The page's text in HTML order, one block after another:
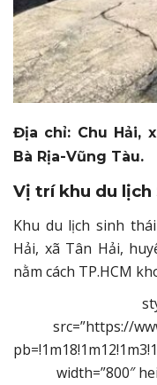
Địa chỉ: Chu Hải,
Bà Rịa-Vũng Tàu.
Vị trí khu du lịch
Khu du lịch sinh
Hải, xã Tân Hải,
nằm cách TP.HCM
src=”https://
width=”800″